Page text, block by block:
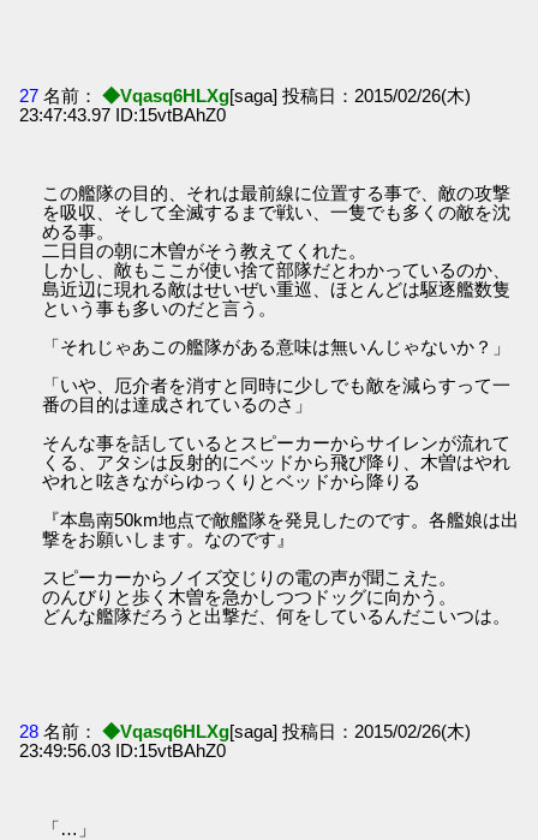
27 名前： ◆Vqasq6HLXg[saga] 投稿日：2015/02/26(木)
23:47:43.97 ID:15vtBAhZ0
この艦隊の目的、それは最前線に位置する事で、敵の攻撃
を吸収、そして全滅するまで戦い、一隻でも多くの敵を沈
める事。
二日目の朝に木曽がそう教えてくれた。
しかし、敵もここが使い捨て部隊だとわかっているのか、
島近辺に現れる敵はせいぜい重巡、ほとんどは駆逐艦数隻
という事も多いのだと言う。
「それじゃあこの艦隊がある意味は無いんじゃないか？」
「いや、厄介者を消すと同時に少しでも敵を減らすって一
番の目的は達成されているのさ」
そんな事を話しているとスピーカーからサイレンが流れて
くる、アタシは反射的にベッドから飛び降り、木曽はやれ
やれと呟きながらゆっくりとベッドから降りる
『本島南50km地点で敵艦隊を発見したのです。各艦娘は出
撃をお願いします。なのです』
スピーカーからノイズ交じりの電の声が聞こえた。
のんびりと歩く木曽を急かしつつドッグに向かう。
どんな艦隊だろうと出撃だ、何をしているんだこいつは。
28 名前： ◆Vqasq6HLXg[saga] 投稿日：2015/02/26(木)
23:49:56.03 ID:15vtBAhZ0
「…」